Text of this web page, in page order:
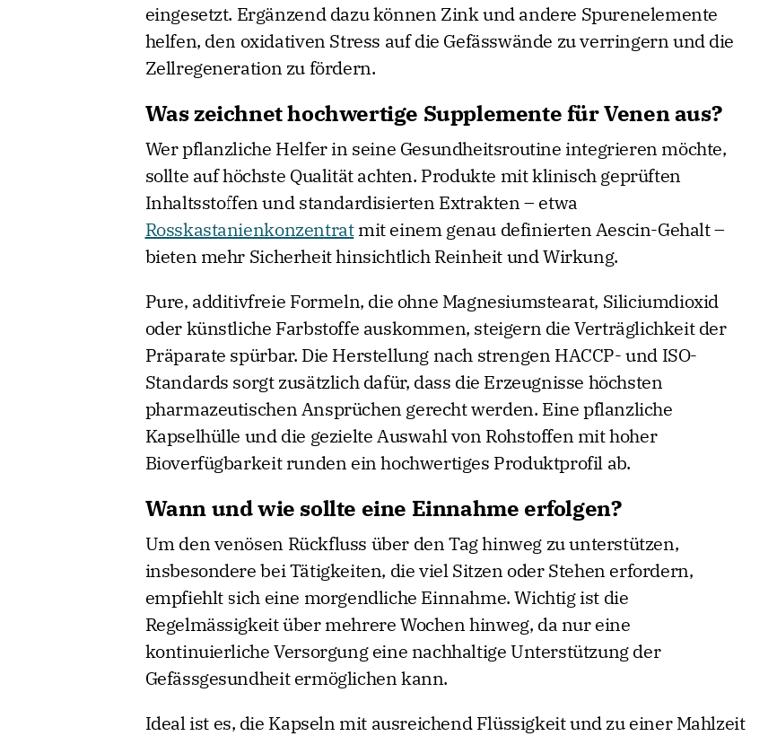
eingesetzt. Ergänzend dazu können Zink und andere Spurenelemente
helfen, den oxidativen Stress auf die Gefässwände zu verringern und die
Zellregeneration zu fördern.
Was zeichnet hochwertige Supplemente für Venen aus?
Wer pflanzliche Helfer in seine Gesundheitsroutine integrieren möchte,
sollte auf höchste Qualität achten. Produkte mit klinisch geprüften
Inhaltsstoffen und standardisierten Extrakten – etwa
Rosskastanienkonzentratmit einem genau definierten Aescin-Gehalt –
bieten mehr Sicherheit hinsichtlich Reinheit und Wirkung.
Pure, additivfreie Formeln, die ohne Magnesiumstearat, Siliciumdioxid
oder künstliche Farbstoffe auskommen, steigern die Verträglichkeit der
Präparate spürbar. Die Herstellung nach strengen HACCP- und ISO-
Standards sorgt zusätzlich dafür, dass die Erzeugnisse höchsten
pharmazeutischen Ansprüchen gerecht werden. Eine pflanzliche
Kapselhülle und die gezielte Auswahl von Rohstoffen mit hoher
Bioverfügbarkeit runden ein hochwertiges Produktprofil ab.
Wann und wie sollte eine Einnahme erfolgen?
Um den venösen Rückfluss über den Tag hinweg zu unterstützen,
insbesondere bei Tätigkeiten, die viel Sitzen oder Stehen erfordern,
empfiehlt sich eine morgendliche Einnahme. Wichtig ist die
Regelmässigkeit über mehrere Wochen hinweg, da nur eine
kontinuierliche Versorgung eine nachhaltige Unterstützung der
Gefässgesundheit ermöglichen kann.
Ideal ist es, die Kapseln mit ausreichend Flüssigkeit und zu einer Mahlzeit